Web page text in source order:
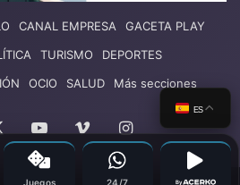
CANAL EMPRESA
GACETA PLAY
TURISMO
DEPORTES
OCIO SALUD Más secciones
YouTubeVimeoInstagram
ES
Juegos 24/7 By